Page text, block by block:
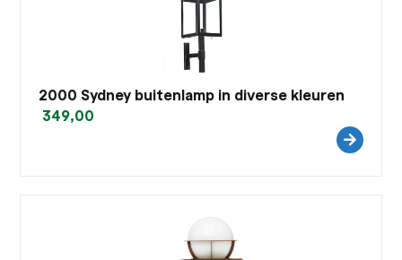
2000 Sydney buitenlamp in diverse kleuren
349,00